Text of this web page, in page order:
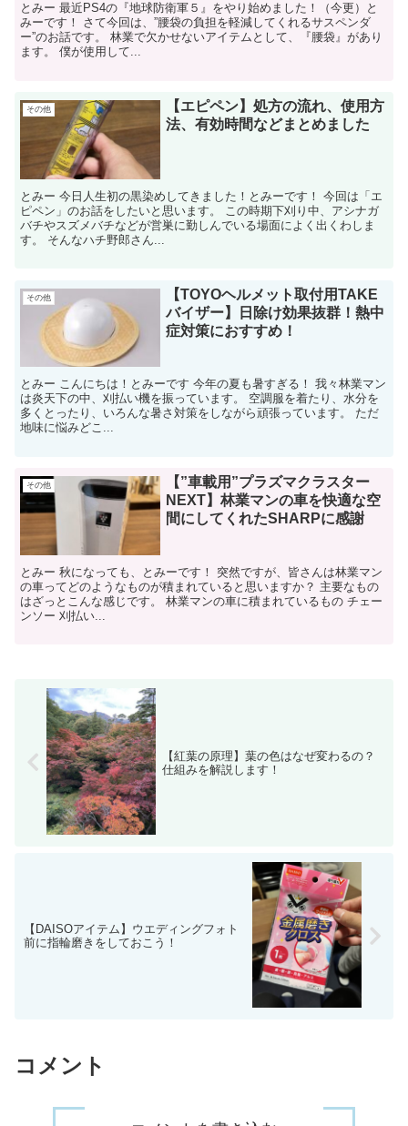
とみー 最近PS4の『地球防衛軍５』をやり始めました！（今更）と
みーです！ さて今回は、”腰袋の負担を軽減してくれるサスペンダ
ー”のお話です。 林業で欠かせないアイテムとして、『腰袋』があり
ます。 僕が使用して...
その他
【エピペン】処方の流れ、使用方
法、有効時間などまとめました
とみー 今日人生初の黒染めしてきました！とみーです！ 今回は「エ
ピペン」のお話をしたいと思います。 この時期下刈り中、アシナガ
バチやスズメバチなどが営巣に勤しんでいる場面によく出くわしま
す。 そんなハチ野郎さん...
その他
【TOYOヘルメット取付用TAKE
バイザー】日除け効果抜群！熱中
症対策におすすめ！
とみー こんにちは！とみーです 今年の夏も暑すぎる！ 我々林業マン
は炎天下の中、刈払い機を振っています。 空調服を着たり、水分を
多くとったり、いろんな暑さ対策をしながら頑張っています。 ただ
地味に悩みどこ...
その他
【”車載用”プラズマクラスター
NEXT】林業マンの車を快適な空
間にしてくれたSHARPに感謝
とみー 秋になっても、とみーです！ 突然ですが、皆さんは林業マン
の車ってどのようなものが積まれていると思いますか？ 主要なもの
はざっとこんな感じです。 林業マンの車に積まれているもの チェー
ンソー 刈払い...
【紅葉の原理】葉の色はなぜ変わるの？
仕組みを解説します！
【DAISOアイテム】ウエディングフォト
前に指輪磨きをしておこう！
コメント